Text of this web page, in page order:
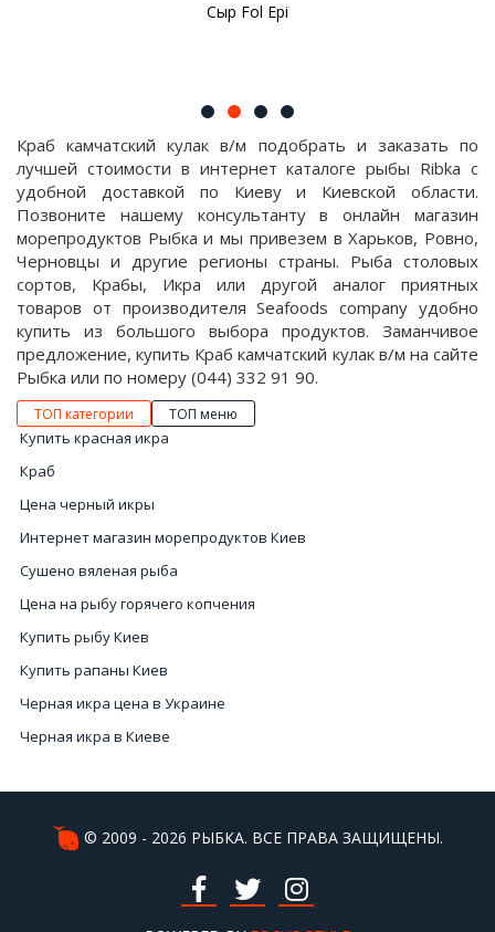
Сыр Fol Epi
Краб камчатский кулак в/м подобрать и заказать по
лучшей стоимости в интернет каталоге рыбы Ribka с
удобной доставкой по Киеву и Киевской области.
Позвоните нашему консультанту в онлайн магазин
морепродуктов Рыбка и мы привезем в Харьков, Ровно,
Черновцы и другие регионы страны. Рыба столовых
сортов, Крабы, Икра или другой аналог приятных
товаров от производителя Seafoods company удобно
купить из большого выбора продуктов. Заманчивое
предложение, купить Краб камчатский кулак в/м на сайте
Рыбка или по номеру (044) 332 91 90.
ТОП категории ТОП меню
Купить красная икра
Краб
Цена черный икры
Интернет магазин морепродуктов Киев
Сушено вяленая рыба
Цена на рыбу горячего копчения
Купить рыбу Киев
Купить рапаны Киев
Черная икра цена в Украине
Черная икра в Киеве
Икра интернет магазин
© 2009 - 2026 РЫБКА. ВСЕ ПРАВА ЗАЩИЩЕНЫ.